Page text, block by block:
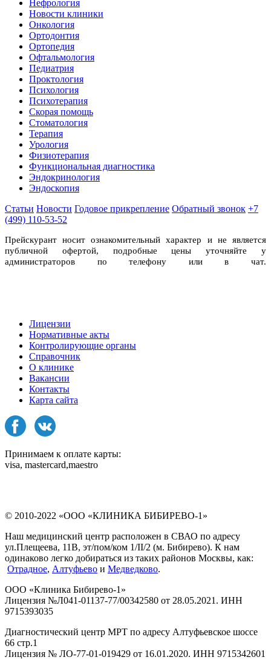
Нефрология
Новости клиники
Онкология
Ортодонтия
Ортопедия
Офтальмология
Педиатрия
Проктология
Психология
Психотерапия
Скорая помощь
Стоматология
Терапия
Урология
Физиотерапия
Функциональная диагностика
Эндокринология
Эндоскопия
Статьи Новости Годовое прикрепление Обратный звонок +7
(499) 110-53-52
Прейскурант носит ознакомительный характер и не является
публичной офертой, подробные цены уточняйте у
администраторов по телефону или в чат.
Лицензии
Нормативные акты
Контролирующие органы
Справочник
О клинике
Вакансии
Контакты
Карта сайта
Принимаем к оплате карты:
visa, mastercard,maestro
© 2010-2022 «ООО «КЛИНИКА БИБИРЕВО-1»
Наш медицинский центр расположен в СВАО по адресу
ул.Плещеева, 11В, эт/пом/ком 1/II/2 (м. Бибирево). К нам
одинаково легко добираться из таких районов Москвы, как:
Отрадное, Алтуфьево и Медведково.
ООО «Клиника Бибирево-1»
Лицензия №Л041-01137-77/00342580 от 28.05.2021. ИНН
9715393035
Диагностический центр МРТ по адресу Алтуфьевское шоссе
66 стр.1
Лицензия № ЛО-77-01-019429 от 16.01.2020. ИНН 9715342601